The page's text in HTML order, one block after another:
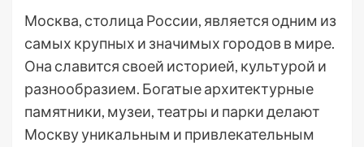
Москва, столица России, является одним из
самых крупных и значимых городов в мире.
Она славится своей историей, культурой и
разнообразием. Богатые архитектурные
памятники, музеи, театры и парки делают
Москву уникальным и привлекательным